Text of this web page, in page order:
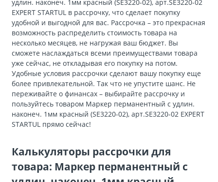
удлин. наконеч. 1мм красный (SE3220-02), арт.SE3220-02
EXPERT STARTUL в рассрочку, что сделает покупку
удобной и выгодной для вас. Рассрочка – это прекрасная
возможность распределить стоимость товара на
несколько месяцев, не нагружая ваш бюджет. Вы
сможете наслаждаться всеми преимуществами товара
уже сейчас, не откладывая его покупку на потом.
Удобные условия рассрочки сделают вашу покупку еще
более привлекательной. Так что не упустите шанс. Не
переживайте о финансах – выбирайте рассрочку и
пользуйтесь товаром Маркер перманентный с удлин.
наконеч. 1мм красный (SE3220-02), арт.SE3220-02 EXPERT
STARTUL прямо сейчас!
Калькуляторы рассрочки для
товара: Маркер перманентный с